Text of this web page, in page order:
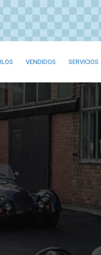
VENDIDOS SERVICIOS